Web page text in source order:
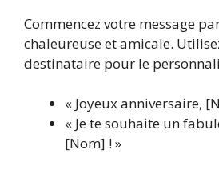
Commencez votre message
chaleureuse et amicale.
destinataire pour le
« Joyeux anniversaire,
« Je te souhaite un
[Nom] ! »